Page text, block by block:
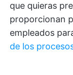
que quieras
proporcionan
empleados
de los